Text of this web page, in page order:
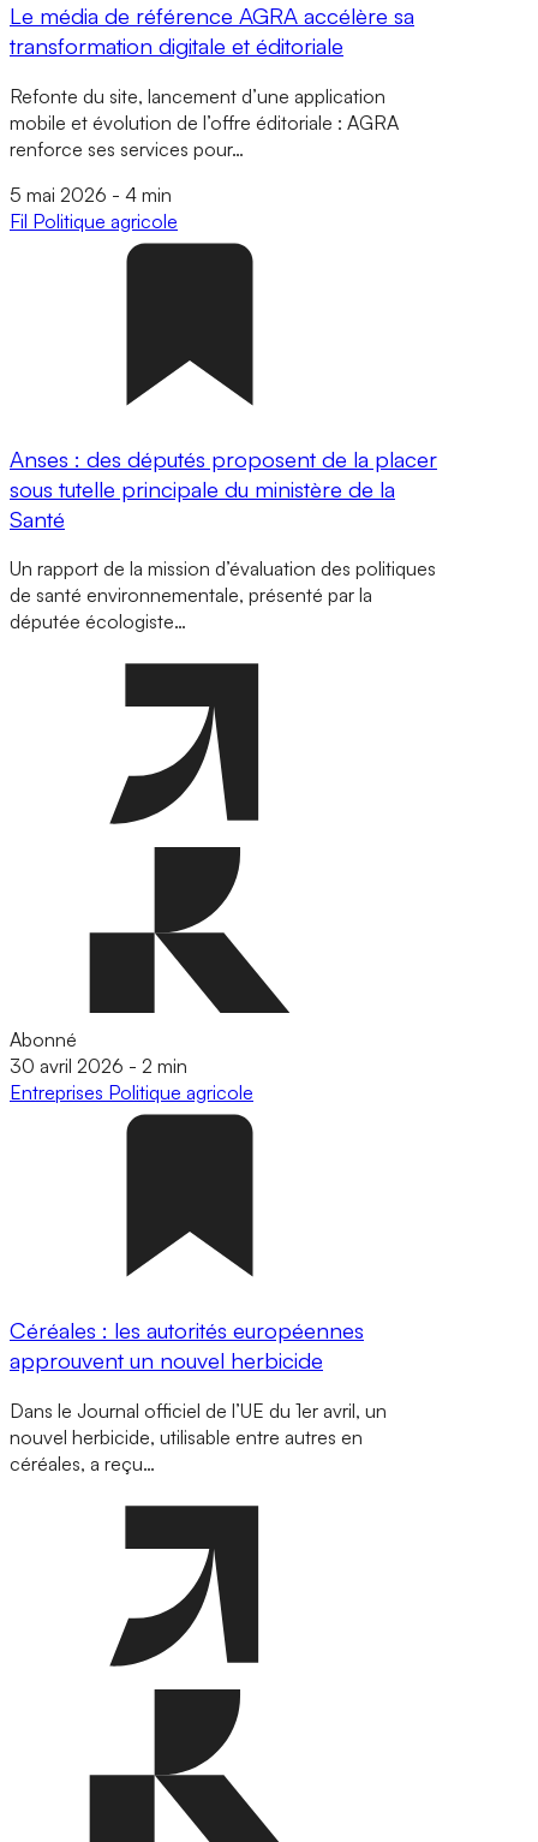
Le média de référence AGRA accélère sa
transformation digitale et éditoriale
Refonte du site, lancement d’une application
mobile et évolution de l’offre éditoriale : AGRA
renforce ses services pour…
5 mai 2026 - 4 min
Fil Politique agricole
Anses : des députés proposent de la placer
sous tutelle principale du ministère de la
Santé
Un rapport de la mission d’évaluation des politiques
de santé environnementale, présenté par la
députée écologiste…
Abonné
30 avril 2026 - 2 min
Entreprises Politique agricole
Céréales : les autorités européennes
approuvent un nouvel herbicide
Dans le Journal officiel de l’UE du 1er avril, un
nouvel herbicide, utilisable entre autres en
céréales, a reçu…